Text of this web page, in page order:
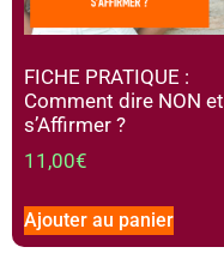
FICHE PRATIQUE :
Comment dire NON et
s’Affirmer ?
11,00€
Ajouter au panier